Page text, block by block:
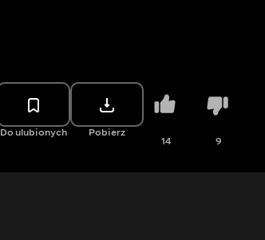
Do ulubionych Pobierz
14 9